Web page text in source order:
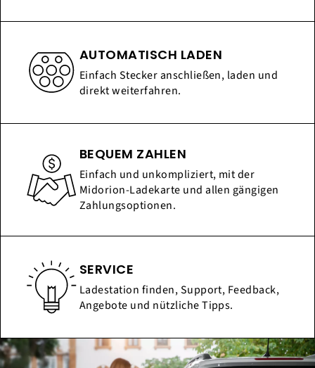
AUTOMATISCH LADEN
Einfach Stecker anschließen, laden und
direkt weiterfahren.
BEQUEM ZAHLEN
Einfach und unkompliziert, mit der
Midorion-Ladekarte und allen gängigen
Zahlungsoptionen.
SERVICE
Ladestation finden, Support, Feedback,
Angebote und nützliche Tipps.